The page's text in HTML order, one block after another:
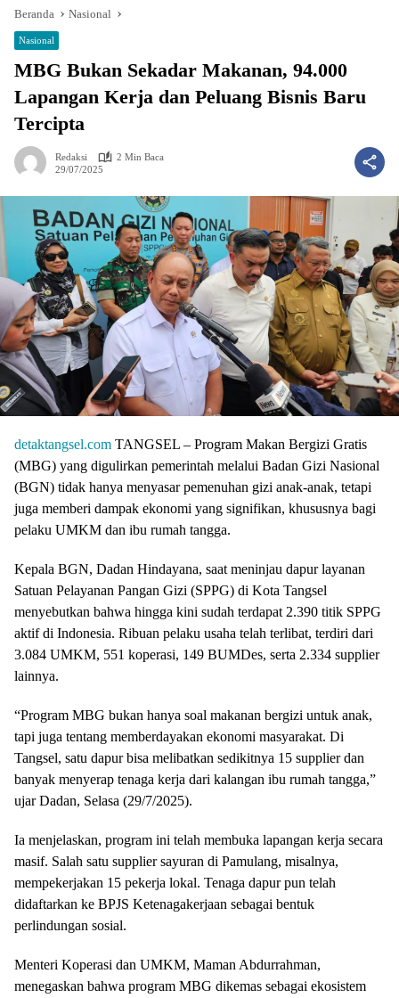
Beranda Nasional
Nasional
MBG Bukan Sekadar Makanan, 94.000
Lapangan Kerja dan Peluang Bisnis Baru
Tercipta
Redaksi
2 Min Baca
29/07/2025
detaktangsel.com TANGSEL – Program Makan Bergizi Gratis
(MBG) yang digulirkan pemerintah melalui Badan Gizi Nasional
(BGN) tidak hanya menyasar pemenuhan gizi anak-anak, tetapi
juga memberi dampak ekonomi yang signifikan, khususnya bagi
pelaku UMKM dan ibu rumah tangga.
Kepala BGN, Dadan Hindayana, saat meninjau dapur layanan
Satuan Pelayanan Pangan Gizi (SPPG) di Kota Tangsel
menyebutkan bahwa hingga kini sudah terdapat 2.390 titik SPPG
aktif di Indonesia. Ribuan pelaku usaha telah terlibat, terdiri dari
3.084 UMKM, 551 koperasi, 149 BUMDes, serta 2.334 supplier
lainnya.
“Program MBG bukan hanya soal makanan bergizi untuk anak,
tapi juga tentang memberdayakan ekonomi masyarakat. Di
Tangsel, satu dapur bisa melibatkan sedikitnya 15 supplier dan
banyak menyerap tenaga kerja dari kalangan ibu rumah tangga,”
ujar Dadan, Selasa (29/7/2025).
Ia menjelaskan, program ini telah membuka lapangan kerja secara
masif. Salah satu supplier sayuran di Pamulang, misalnya,
mempekerjakan 15 pekerja lokal. Tenaga dapur pun telah
didaftarkan ke BPJS Ketenagakerjaan sebagai bentuk
perlindungan sosial.
Menteri Koperasi dan UMKM, Maman Abdurrahman,
menegaskan bahwa program MBG dikemas sebagai ekosistem